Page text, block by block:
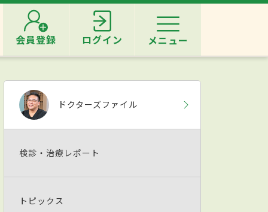
会員登録 ログイン メニュー
ドクターズファイル
検診・治療レポート
トピックス